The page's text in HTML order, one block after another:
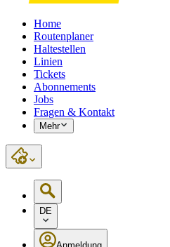
Home
Routenplaner
Haltestellen
Linien
Tickets
Abonnements
Jobs
Fragen & Kontakt
Mehr
DE